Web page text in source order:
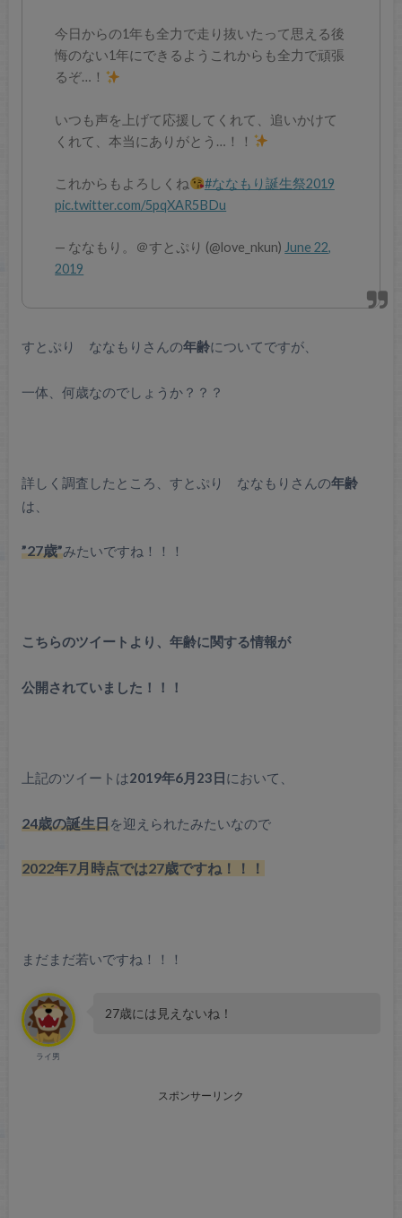
今日からの1年も全力で走り抜いたって思える後
悔のない1年にできるようこれからも全力で頑張
るぞ…！
いつも声を上げて応援してくれて、追いかけて
くれて、本当にありがとう…！！
これからもよろしくね
#ななもり誕生祭2019
pic.twitter.com/5pqXAR5BDu
— ななもり。＠すとぷり (@love_nkun) June 22,
2019
すとぷり ななもりさんの年齢についてですが、
一体、何歳なのでしょうか？？？
詳しく調査したところ、すとぷり ななもりさんの年齢
は、
”27歳”みたいですね！！！
こちらのツイートより、年齢に関する情報が
公開されていました！！！
上記のツイートは2019年6月23日において、
24歳の誕生日を迎えられたみたいなので
2022年7月時点では27歳ですね！！！
まだまだ若いですね！！！
ライ男
27歳には見えないね！
スポンサーリンク